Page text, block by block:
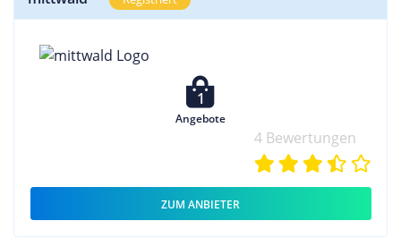
1
Angebote
4 Bewertungen
ZUM ANBIETER